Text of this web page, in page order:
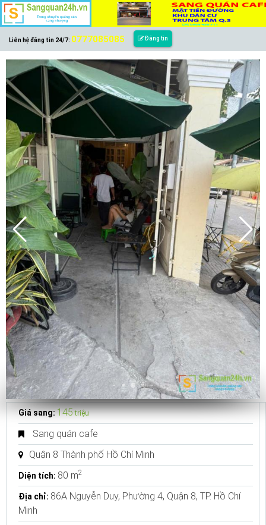
Liên hệ đăng tin 24/7: 0777085085 Đăng tin
Giá sang:145triệu
Sang quán cafe
Quận 8 Thành phố Hồ Chí Minh
Diện tích: 80 m2
Địa chỉ: 86A Nguyễn Duy, Phường 4, Quận 8, TP. Hồ Chí
Minh